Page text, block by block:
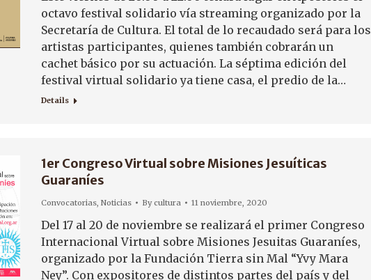
octavo festival solidario vía streaming organizado por la
Secretaría de Cultura. El total de lo recaudado será para los
artistas participantes, quienes también cobrarán un
cachet básico por su actuación. La séptima edición del
festival virtual solidario ya tiene casa, el predio de la…
Details
1er Congreso Virtual sobre Misiones Jesuíticas
Guaraníes
Convocatorias, Noticias Bycultura 11 noviembre, 2020
Del 17 al 20 de noviembre se realizará el primer Congreso
Internacional Virtual sobre Misiones Jesuitas Guaraníes,
organizado por la Fundación Tierra sin Mal “Yvy Mara
Ney”. Con expositores de distintos partes del país y del